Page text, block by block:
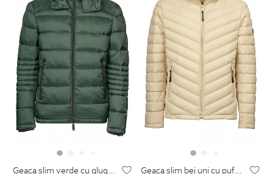
geaca slim verde cu gluga detasabila geaca slim bej uni cu puf si gluga detasabila